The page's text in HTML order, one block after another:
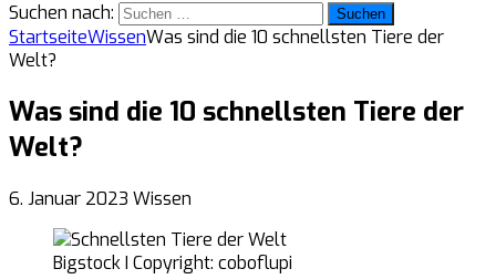
Suchen nach:
StartseiteWissenWas sind die 10 schnellsten Tiere der
Welt?
Was sind die 10 schnellsten Tiere der
Welt?
6. Januar 2023 Wissen
Bigstock I Copyright: coboflupi